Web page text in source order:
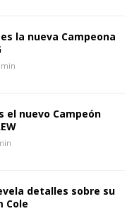
la nueva Campeona
el nuevo Campeón
detalles sobre su
Cole